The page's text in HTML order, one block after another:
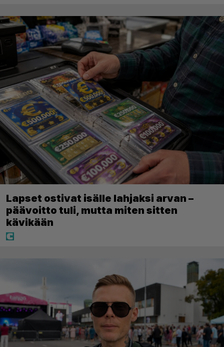
Lapset ostivat isälle lahjaksi arvan –
päävoitto tuli, mutta miten sitten
kävikään